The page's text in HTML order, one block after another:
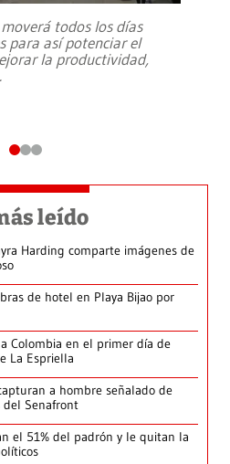
todos los días
para así potenciar el
la productividad,
leído
Harding comparte imágenes de
de hotel en Playa Bijao por
Colombia en el primer día de
La Espriella
a hombre señalado de
Senafront
el 51% del padrón y le quitan la